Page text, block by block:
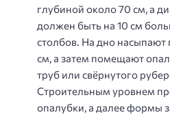
глубиной около 70 см, а
должен быть на 10 см
столбов. На дно насыпают
см, а затем помещают
труб или свёрнутого
Строительным уровнем
опалубки, а далее формы